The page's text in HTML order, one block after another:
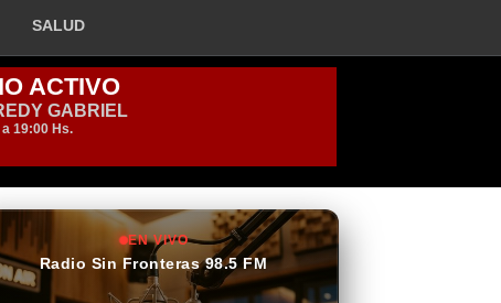
SALUD
EN VIVO
Radio Sin Fronteras 98.5 FM